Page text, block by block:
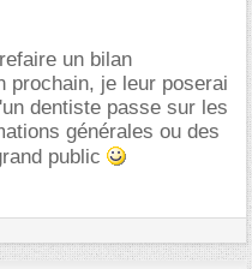
un bilan
prochain, je leur poserai
dentiste passe sur les
générales ou des
public